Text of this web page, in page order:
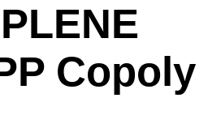
Copoly